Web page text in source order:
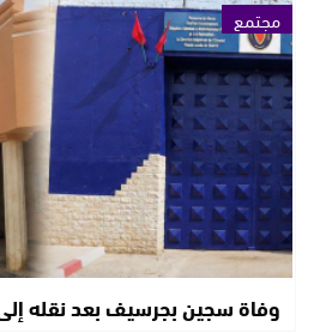
مجتمع
وفاة سجين بجرسيف بعد نقله